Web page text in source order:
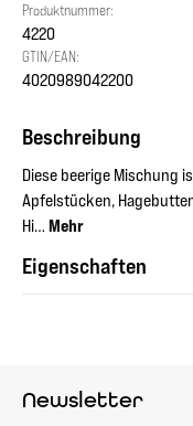
Produktnummer:
4220
GTIN/EAN:
4020989042200
Beschreibung
Diese beerige Mischung
Apfelstücken,
Hi… Mehr
Eigenschaften
Newsletter